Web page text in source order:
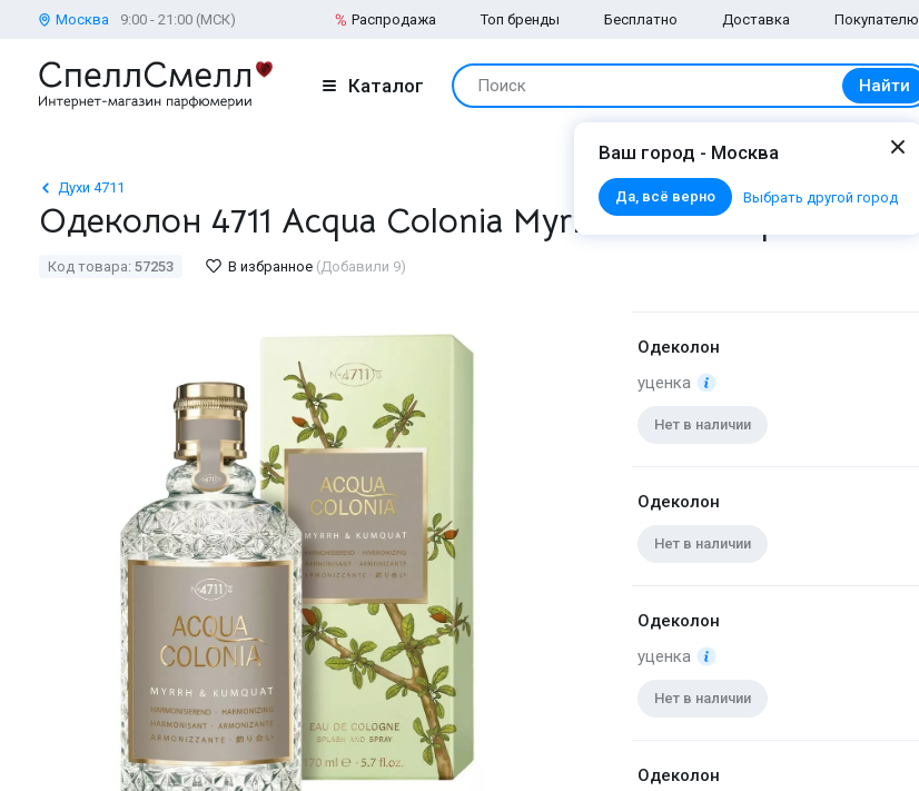
Москва 9:00 - 21:00 (МСК) Распродажа Топ бренды Бесплатно Доставка Покупателю
Каталог Поиск Найти
Ваш город - Москва
Да, всё верно Выбрать другой город
Духи 4711
Одеколон 4711 Acqua Colonia Myrrh and Kumquat
Код товара: 57253 В избранное (Добавили 9)
Одеколон
уценка
Нет в наличии
Одеколон
Нет в наличии
Одеколон
уценка
Нет в наличии
Одеколон